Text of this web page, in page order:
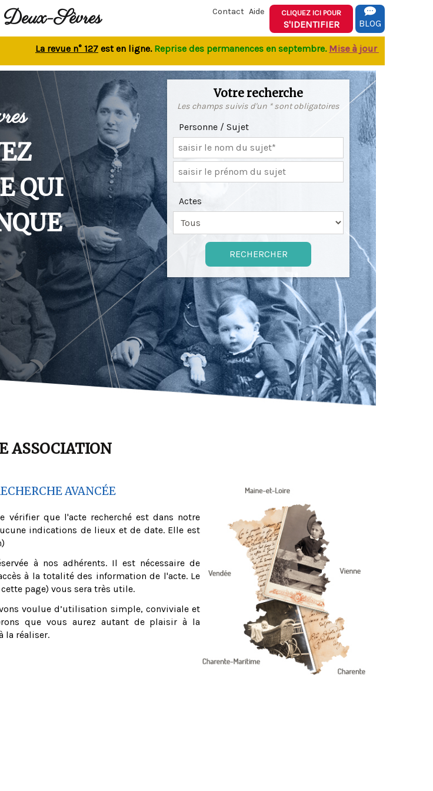
Deux-Sèvres Contact Aide CLIQUEZ ICI POUR
S'IDENTIFIER BLOG
La revue n° 127 est en ligne.Reprise des permanences en septembre.Mise à jour de la base
QUI
Votre recherche
Les champs suivis d'un * sont obligatoires
Personne / Sujet
Actes
ASSOCIATION
AVANCÉE
vérifier que l'acte recherché est dans notre
indications de lieux et de date. Elle est
à nos adhérents. Il est nécessaire de
à la totalité des information de l'acte. Le
page) vous sera très utile.
voulue d’utilisation simple, conviviale et
que vous aurez autant de plaisir à la
la réaliser.